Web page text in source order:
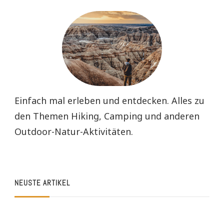
Einfach mal erleben und entdecken. Alles zu
den Themen Hiking, Camping und anderen
Outdoor-Natur-Aktivitäten.
NEUSTE ARTIKEL